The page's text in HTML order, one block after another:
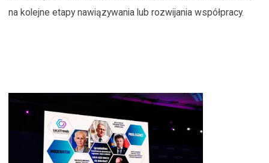
na kolejne etapy nawiązywania lub rozwijania współpracy.